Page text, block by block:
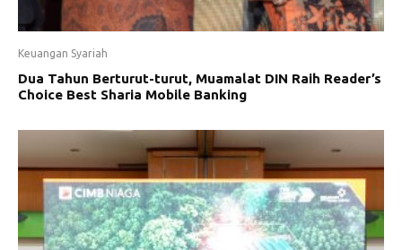
Keuangan Syariah
Dua Tahun Berturut-turut, Muamalat DIN Raih Reader’s
Choice Best Sharia Mobile Banking